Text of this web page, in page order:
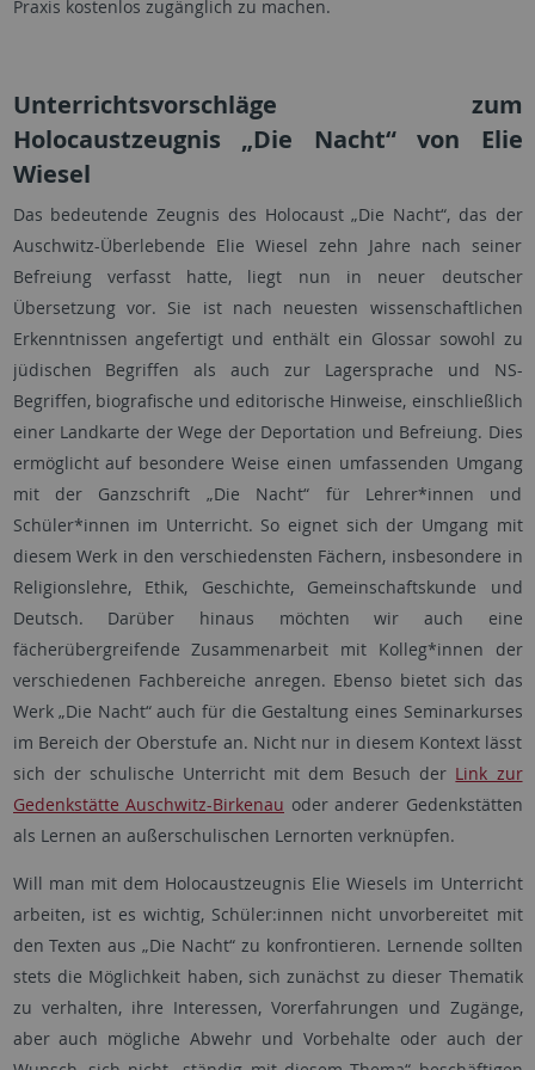
Praxis kostenlos zugänglich zu machen.
Unterrichtsvorschläge zum
Holocaustzeugnis „Die Nacht“ von Elie
Wiesel
Das bedeutende Zeugnis des Holocaust „Die Nacht“, das der
Auschwitz-Überlebende Elie Wiesel zehn Jahre nach seiner
Befreiung verfasst hatte, liegt nun in neuer deutscher
Übersetzung vor. Sie ist nach neuesten wissenschaftlichen
Erkenntnissen angefertigt und enthält ein Glossar sowohl zu
jüdischen Begriffen als auch zur Lagersprache und NS-
Begriffen, biografische und editorische Hinweise, einschließlich
einer Landkarte der Wege der Deportation und Befreiung. Dies
ermöglicht auf besondere Weise einen umfassenden Umgang
mit der Ganzschrift „Die Nacht“ für Lehrer*innen und
Schüler*innen im Unterricht. So eignet sich der Umgang mit
diesem Werk in den verschiedensten Fächern, insbesondere in
Religionslehre, Ethik, Geschichte, Gemeinschaftskunde und
Deutsch. Darüber hinaus möchten wir auch eine
fächerübergreifende Zusammenarbeit mit Kolleg*innen der
verschiedenen Fachbereiche anregen. Ebenso bietet sich das
Werk „Die Nacht“ auch für die Gestaltung eines Seminarkurses
im Bereich der Oberstufe an. Nicht nur in diesem Kontext lässt
sich der schulische Unterricht mit dem Besuch der Link zur
Gedenkstätte Auschwitz-Birkenau oder anderer Gedenkstätten
als Lernen an außerschulischen Lernorten verknüpfen.
Will man mit dem Holocaustzeugnis Elie Wiesels im Unterricht
arbeiten, ist es wichtig, Schüler:innen nicht unvorbereitet mit
den Texten aus „Die Nacht“ zu konfrontieren. Lernende sollten
stets die Möglichkeit haben, sich zunächst zu dieser Thematik
zu verhalten, ihre Interessen, Vorerfahrungen und Zugänge,
aber auch mögliche Abwehr und Vorbehalte oder auch der